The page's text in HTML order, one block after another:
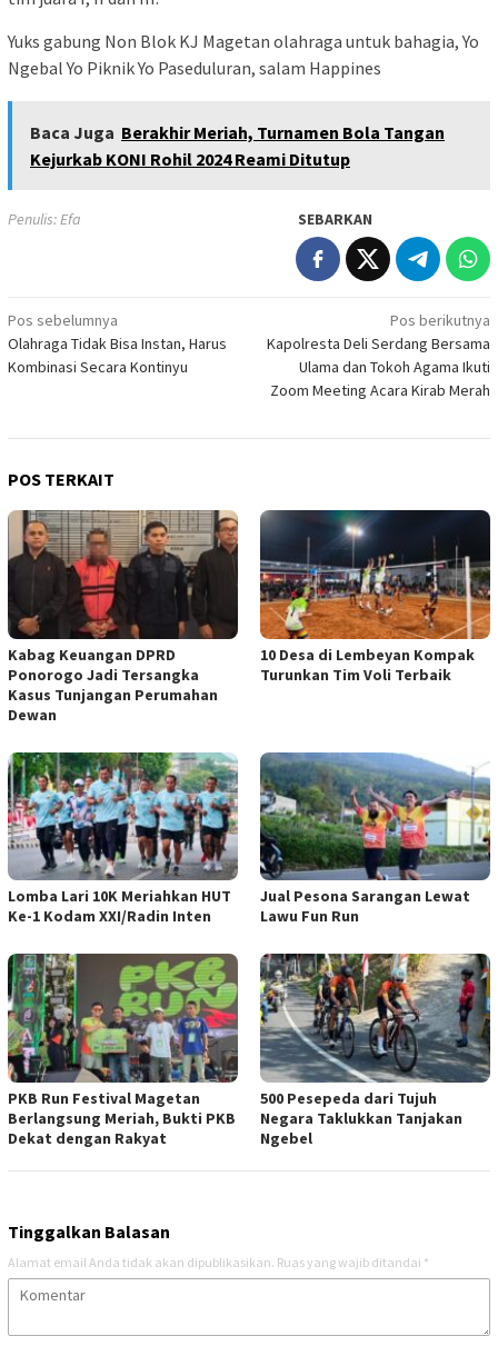
Yuks gabung Non Blok KJ Magetan olahraga untuk bahagia, Yo
Ngebal Yo Piknik Yo Paseduluran, salam Happines
Baca Juga Berakhir Meriah, Turnamen Bola Tangan
Kejurkab KONI Rohil 2024 Reami Ditutup
Penulis: Efa SEBARKAN
Navigasi
pos
Pos sebelumnya
Olahraga Tidak Bisa Instan, Harus
Kombinasi Secara Kontinyu
Pos berikutnya
Kapolresta Deli Serdang Bersama
Ulama dan Tokoh Agama Ikuti
Zoom Meeting Acara Kirab Merah
POS TERKAIT
Kabag Keuangan DPRD
Ponorogo Jadi Tersangka
Kasus Tunjangan Perumahan
Dewan
10 Desa di Lembeyan Kompak
Turunkan Tim Voli Terbaik
Lomba Lari 10K Meriahkan HUT
Ke-1 Kodam XXI/Radin Inten
Jual Pesona Sarangan Lewat
Lawu Fun Run
PKB Run Festival Magetan
Berlangsung Meriah, Bukti PKB
Dekat dengan Rakyat
500 Pesepeda dari Tujuh
Negara Taklukkan Tanjakan
Ngebel
Tinggalkan Balasan
Alamat email Anda tidak akan dipublikasikan. Ruas yang wajib ditandai *